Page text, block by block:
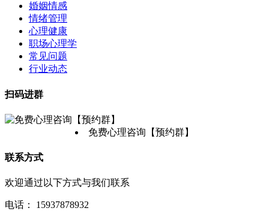
婚姻情感
情绪管理
心理健康
职场心理学
常见问题
行业动态
扫码进群
免费心理咨询【预约群】
联系方式
欢迎通过以下方式与我们联系
电话： 15937878932